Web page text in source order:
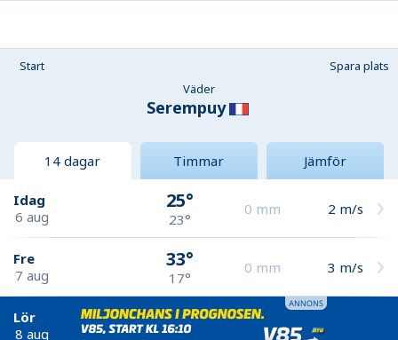
Start
Spara plats
Väder
Serempuy
14 dagar Timmar Jämför
Idag
6 aug
25°
23°
0 mm 2 m/s
Fre
7 aug
33°
17°
0 mm 3 m/s
Lör
8 aug